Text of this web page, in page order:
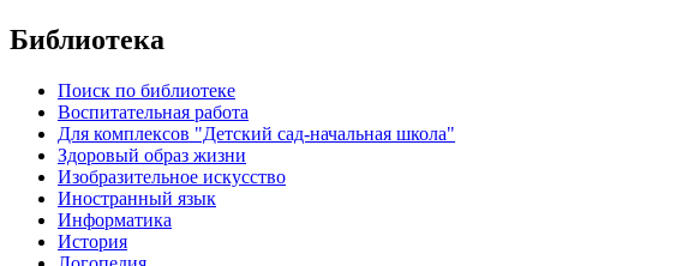
Библиотека
Поиск по библиотеке
Воспитательная работа
Для комплексов "Детский сад-начальная школа"
Здоровый образ жизни
Изобразительное искусство
Иностранный язык
Информатика
История